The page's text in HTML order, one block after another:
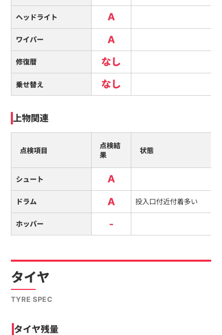
ヘッドライト A
ワイパー A
修復暦 なし
乗せ替え なし
上物関連
点検項目
点検結
果
状態
シュート A
ドラム A 投入口付近付着多い
ホッパー -
タイヤ
TYRE SPEC
タイヤ残量